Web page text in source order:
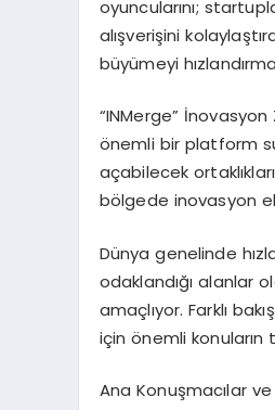
oyuncularını;
alışverişini
büyümeyi
“INMerge”
önemli bir platform
açabilecek
bölgede inovasyon
Dünya genelinde
odaklandığı alanlar
amaçlıyor. Farklı
için önemli konuların
Ana Konuşmacılar